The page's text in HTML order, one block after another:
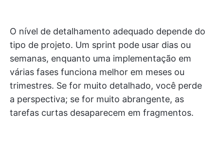
O nível de detalhamento adequado depende do
tipo de projeto. Um sprint pode usar dias ou
semanas, enquanto uma implementação em
várias fases funciona melhor em meses ou
trimestres. Se for muito detalhado, você perde
a perspectiva; se for muito abrangente, as
tarefas curtas desaparecem em fragmentos.